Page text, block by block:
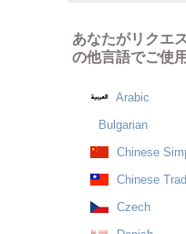
あなたがリクエ
の他言語でご使
Arabic
Bulgarian
Chinese
Chinese
Czech